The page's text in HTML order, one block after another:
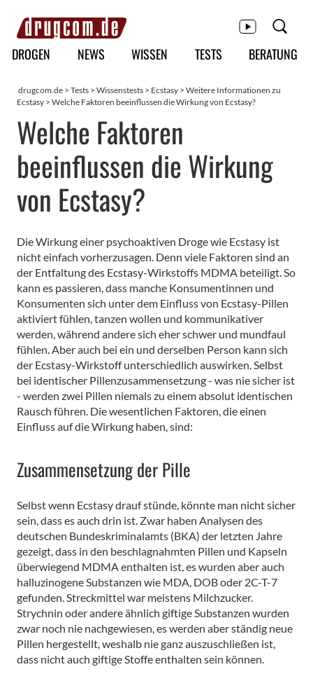
Hauptmenü
DROGEN NEWS WISSEN TESTS BERATUNG
drugcom.de > Tests > Wissenstests > Ecstasy > Weitere Informationen zu
Ecstasy > Welche Faktoren beeinflussen die Wirkung von Ecstasy?
Welche Faktoren
beeinflussen die Wirkung
von Ecstasy?
Die Wirkung einer psychoaktiven Droge wie Ecstasy ist
nicht einfach vorherzusagen. Denn viele Faktoren sind an
der Entfaltung des Ecstasy-Wirkstoffs MDMA beteiligt. So
kann es passieren, dass manche Konsumentinnen und
Konsumenten sich unter dem Einfluss von Ecstasy-Pillen
aktiviert fühlen, tanzen wollen und kommunikativer
werden, während andere sich eher schwer und mundfaul
fühlen. Aber auch bei ein und derselben Person kann sich
der Ecstasy-Wirkstoff unterschiedlich auswirken. Selbst
bei identischer Pillenzusammensetzung - was nie sicher ist
- werden zwei Pillen niemals zu einem absolut identischen
Rausch führen. Die wesentlichen Faktoren, die einen
Einfluss auf die Wirkung haben, sind:
Zusammensetzung der Pille
Selbst wenn Ecstasy drauf stünde, könnte man nicht sicher
sein, dass es auch drin ist. Zwar haben Analysen des
deutschen Bundeskriminalamts (BKA) der letzten Jahre
gezeigt, dass in den beschlagnahmten Pillen und Kapseln
überwiegend MDMA enthalten ist, es wurden aber auch
halluzinogene Substanzen wie MDA, DOB oder 2C-T-7
gefunden. Streckmittel war meistens Milchzucker.
Strychnin oder andere ähnlich giftige Substanzen wurden
zwar noch nie nachgewiesen, es werden aber ständig neue
Pillen hergestellt, weshalb nie ganz auszuschließen ist,
dass nicht auch giftige Stoffe enthalten sein können.